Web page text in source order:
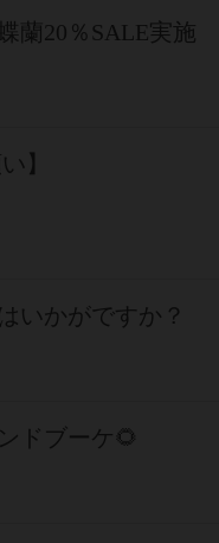
蘭20％SALE実施
】
いかがですか？
ドブーケ🌻